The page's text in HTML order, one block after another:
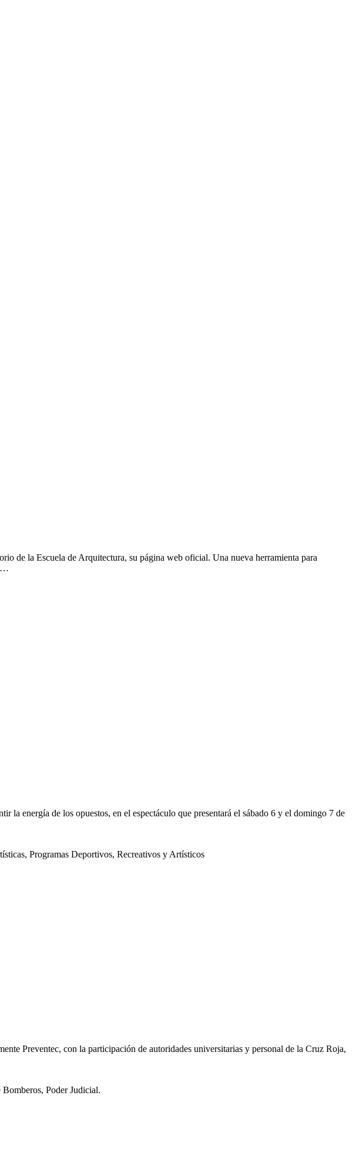
de la Escuela de Arquitectura, su página web oficial. Una nueva herramienta para
…
la energía de los opuestos, en el espectáculo que presentará el sábado 6 y el domingo 7 de
Programas Deportivos, Recreativos y Artísticos
Preventec, con la participación de autoridades universitarias y personal de la Cruz Roja,
Poder Judicial.